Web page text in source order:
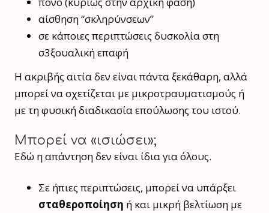
αίσθηση “σκληρύνσεων”
σε κάποιες περιπτώσεις δυσκολία στη
σ3ξουαλική επαφή
Η ακριβής αιτία δεν είναι πάντα ξεκάθαρη, αλλά
μπορεί να σχετίζεται με μικροτραυματισμούς ή
με τη φυσική διαδικασία επούλωσης του ιστού.
Μπορεί να «ισιώσει»;
Εδώ η απάντηση δεν είναι ίδια για όλους.
Σε ήπιες περιπτώσεις, μπορεί να υπάρξει
σταθεροποίηση ή και μικρή βελτίωση με